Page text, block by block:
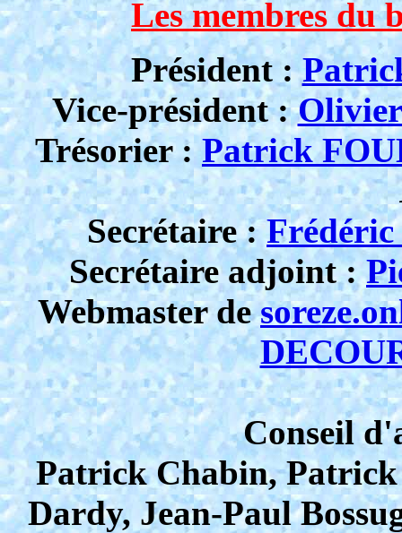
Les membres du
Président :
Vice-président :
Trésorier :Patrick
Secrétaire :
Secrétaire adjoint :
Webmaster de
Conseil
Patrick Chabin, Patrick
Dardy, Jean-Paul